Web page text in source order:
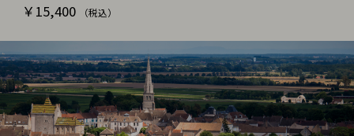
￥15,400
（税込）